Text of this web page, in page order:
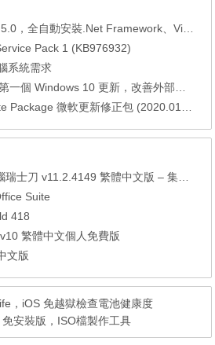
.Net Framework、Visual C++、DirectX、Flash Player、JRE
Pack 1 (KB976932)
系統需求
改善外部裝置安全性、解決HTTPS安全漏洞、印表機呼叫(RPC)漏洞
微軟更新修正包 (2020.01月份)
繁體中文版 – 集超過上百個常用程式於一身的免費工具軟體
Suite
418
繁體中文個人免費版
文版
，iOS 免越獄檢查電池健康度
安裝版，ISO檔製作工具